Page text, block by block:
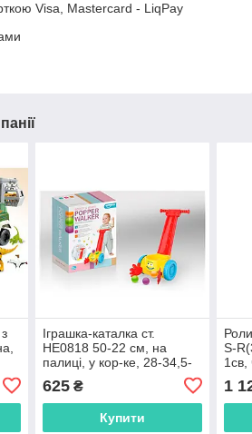
Visa, Mastercard - LiqPay
Іграшка-каталка ст.
HE0818 50-22 см, на
палиці, у кор-ке, 28-34,5-
625₴
Купити
S-
1св,
1